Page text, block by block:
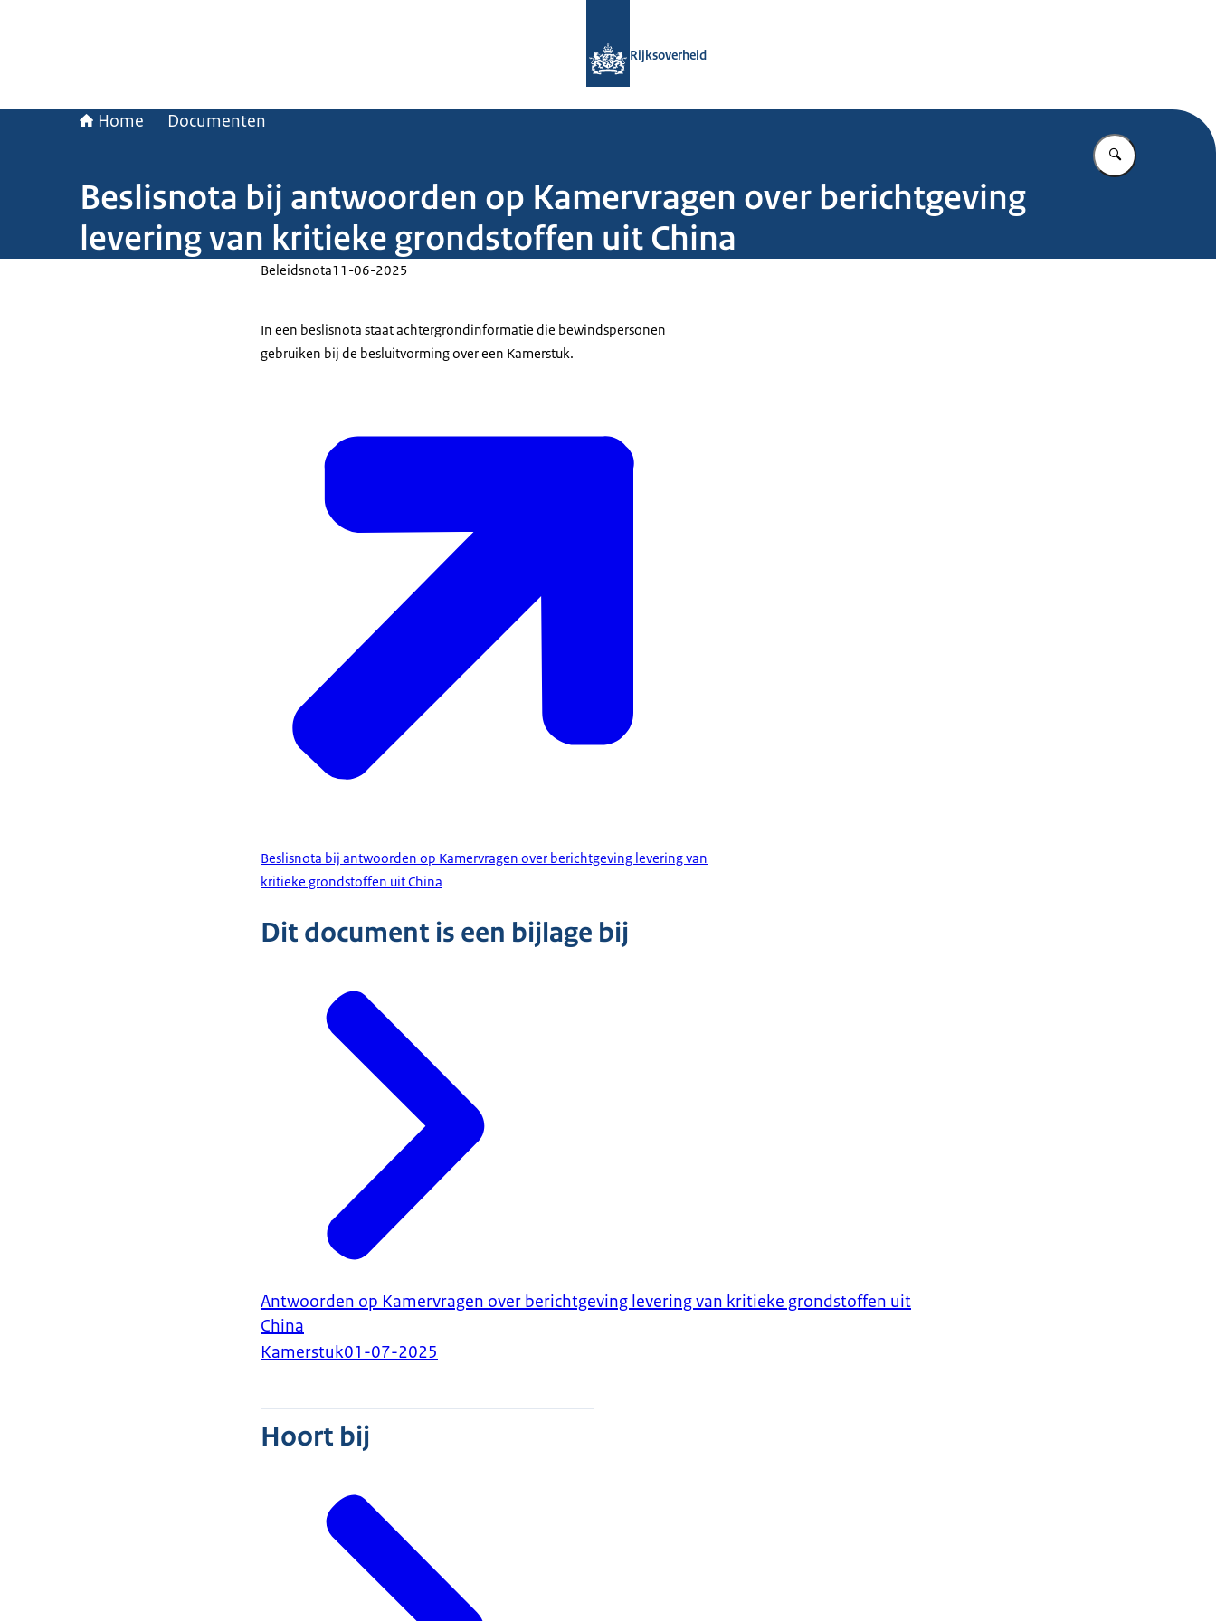
Rijksoverheid
Home Documenten
Vul in wat u
Beslisnota bij antwoorden op Kamervragen over berichtgeving
levering van kritieke grondstoffen uit China
Beleidsnota11-06-2025
In een beslisnota staat achtergrondinformatie die bewindspersonen
gebruiken bij de besluitvorming over een Kamerstuk.
Beslisnota bij antwoorden op Kamervragen over berichtgeving levering van
kritieke grondstoffen uit China
Dit document is een bijlage bij
Antwoorden op Kamervragen over berichtgeving levering van kritieke grondstoffen uit
China
Kamerstuk01-07-2025
Hoort bij